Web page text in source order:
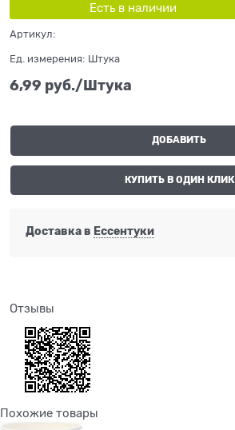
Есть в наличии
Артикул:
Ед. измерения: Штука
6,99 руб./Штука
ДОБАВИТЬ
КУПИТЬ В ОДИН КЛИК
Доставка в Ессентуки
Отзывы
Похожие товары